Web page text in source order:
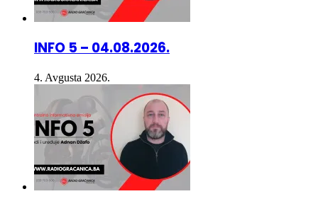
INFO 5 – 04.08.2026.
4. Avgusta 2026.